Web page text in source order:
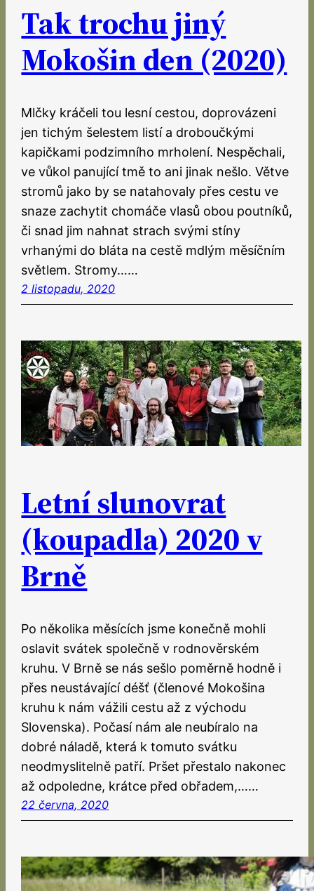
Tak trochu jiný
Mokošin den (2020)
Mlčky kráčeli tou lesní cestou, doprovázeni
jen tichým šelestem listí a droboučkými
kapičkami podzimního mrholení. Nespěchali,
ve vůkol panující tmě to ani jinak nešlo. Větve
stromů jako by se natahovaly přes cestu ve
snaze zachytit chomáče vlasů obou poutníků,
či snad jim nahnat strach svými stíny
vrhanými do bláta na cestě mdlým měsíčním
světlem. Stromy……
2 listopadu, 2020
Letní slunovrat
(koupadla) 2020 v
Brně
Po několika měsících jsme konečně mohli
oslavit svátek společně v rodnověrském
kruhu. V Brně se nás sešlo poměrně hodně i
přes neustávající déšť (členové Mokošina
kruhu k nám vážili cestu až z východu
Slovenska). Počasí nám ale neubíralo na
dobré náladě, která k tomuto svátku
neodmyslitelně patří. Pršet přestalo nakonec
až odpoledne, krátce před obřadem,……
22 června, 2020